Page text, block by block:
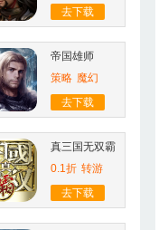
去下载
帝国雄师
策略 魔幻
去下载
真三国无双霸
0.1折 转游
去下载